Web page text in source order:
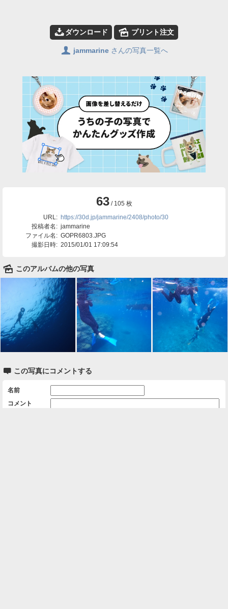
📥ダウンロード 🌄 プリント注文
👤 jammarineさんの写真一覧へ
63 / 105 枚
URL: https://30d.jp/jammarine/2408/photo/30
投稿者名: jammarine
ファイル名: GOPR6803.JPG
撮影日時: 2015/01/01 17:09:54
🌄 このアルバムの他の写真
 この写真にコメントする
名前
コメント